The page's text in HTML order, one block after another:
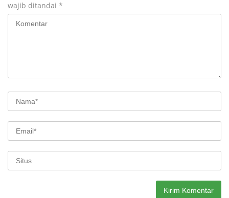
wajib ditandai *